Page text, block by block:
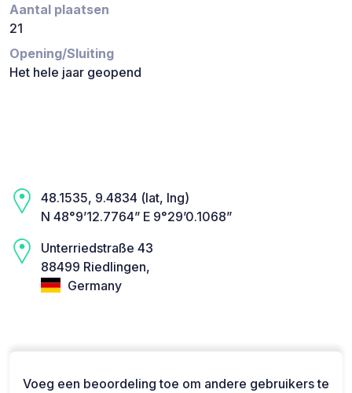
Aantal plaatsen
21
Opening/Sluiting
Het hele jaar geopend
48.1535, 9.4834 (lat, lng)
N 48°9’12.7764” E 9°29’0.1068”
Unterriedstraße 43
88499 Riedlingen,
Germany
Voeg een beoordeling toe om andere gebruikers te